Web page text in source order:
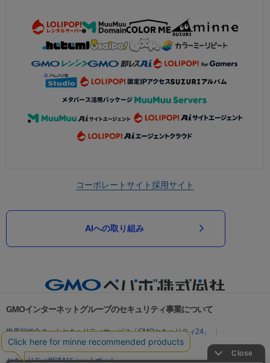
コーポレートサイト採用サイト
AIへの取り組み
GMOインターネットグループのセキュリティ事業について
世界初総合ネットセキュリティサービス「GMOセキュリティ24」
パスワード漏洩診断
Webサイトリスク診断
セキュリティ相談AIチャットボット